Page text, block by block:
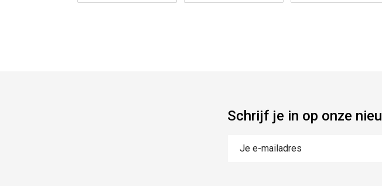
Schrijf je in op onze